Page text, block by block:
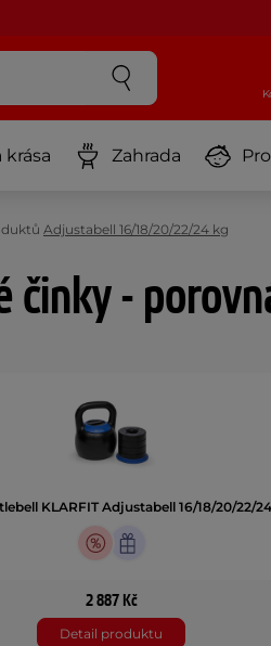
krása Zahrada
Adjustabell 16/18/20/22/24 kg
-
KLARFIT Adjustabell 16/18/20/22/
2 887 Kč
Detail produktu